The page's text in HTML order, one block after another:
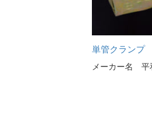
単管クランプ
メーカー名 平